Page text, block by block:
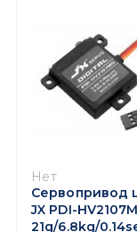
Нет
Сервопривод
JX PDI-
21g/6.8kg/